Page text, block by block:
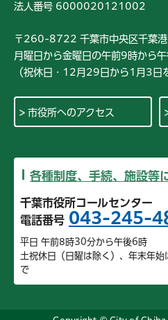
法人番号 6000020121002
〒260-8722 千葉市中央区千葉
月曜日から金曜日の午前9時から
（祝休日・12月29日から1月3日
市役所へのアクセス
各種制度、手続、施設等
千葉市役所コールセンター
電話番号 043-245-
平日 午前8時30分から午後6時
土祝休日（日曜は除く）、年末年
で